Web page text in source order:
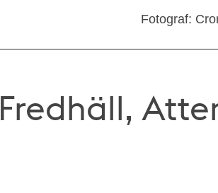
Fotograf:
Fredhäll,